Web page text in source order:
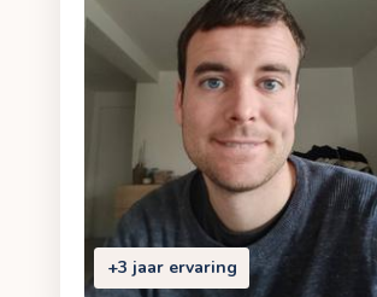
+3 jaar ervaring